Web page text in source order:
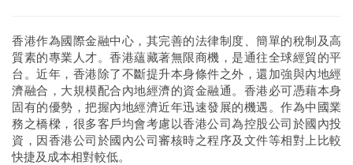
香港作為國際金融中心，其完善的法律制度、簡單的稅制及高
質素的專業人才。香港蘊藏著無限商機，是通往全球經貿的平
台。近年，香港除了不斷提升本身條件之外，還加強與內地經
濟融合，大規模配合內地經濟的資金融通。香港必可憑藉本身
固有的優勢，把握內地經濟近年迅速發展的機遇。作為中國業
務之橋樑，很多客戶均會考慮以香港公司為控股公司於國內投
資，因香港公司於國內公司審核時之程序及文件等相對上比較
快捷及成本相對較低。